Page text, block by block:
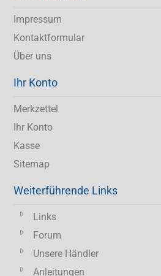
Impressum
Kontaktformular
Über uns
Ihr Konto
Merkzettel
Ihr Konto
Kasse
Sitemap
Weiterführende Links
Links
Forum
Unsere Händler
Anleitungen